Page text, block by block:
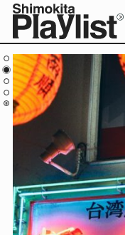
All
Curator 06
Genre
Follow me.
(Shintaipei)
Enjoy
your
仲間と大皿料理を楽しもう。
Sake